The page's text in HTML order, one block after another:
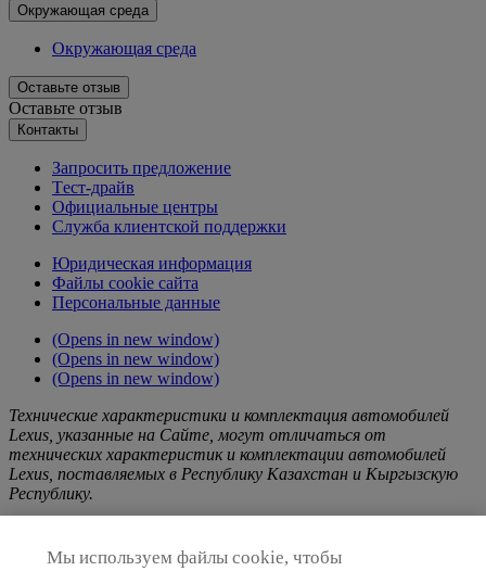
Окружающая среда
Окружающая среда
Оставьте отзыв
Оставьте отзыв
Контакты
Запросить предложение
Tест-драйв
Официальные центры
Служба клиентской поддержки
Юридическая информация
Файлы cookie сайта
Персональные данные
(Opens in new window)
(Opens in new window)
(Opens in new window)
Технические характеристики и комплектация автомобилей
Lexus, указанные на Сайте, могут отличаться от
технических характеристик и комплектации автомобилей
Lexus, поставляемых в Республику Казахстан и Кыргызскую
Республику.
в том числе, о рекламных акциях и кампаниях, размещенных на
Мы используем файлы cookie, чтобы